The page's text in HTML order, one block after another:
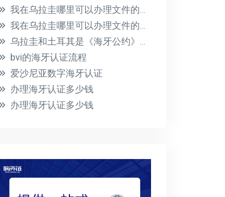
我在乌拉圭哪里可以办理文件的海牙认证？有哪些必要的要求？
我在乌拉圭哪里可以办理文件的海牙认证？有哪些必要的要求？
乌拉圭和土耳其是《海牙公约》的成员国
bvi的海牙认证流程
爱沙尼亚数字海牙认证
办理海牙认证多少钱
办理海牙认证多少钱